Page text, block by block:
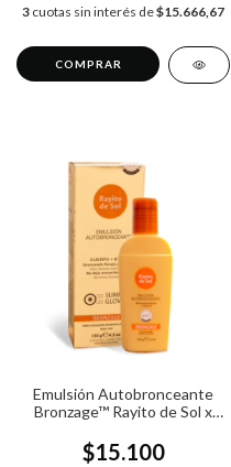
3 cuotas sin interés de$15.666,67
Emulsión Autobronceante
Bronzage™ Rayito de Sol x
$15.100